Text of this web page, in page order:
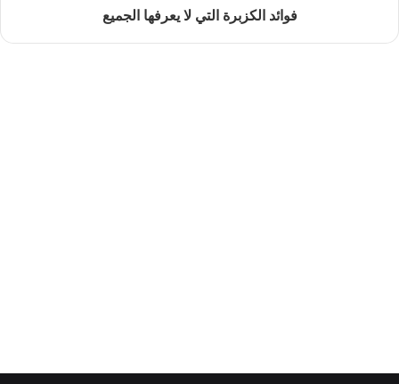
فوائد الكزبرة التي لا يعرفها الجميع